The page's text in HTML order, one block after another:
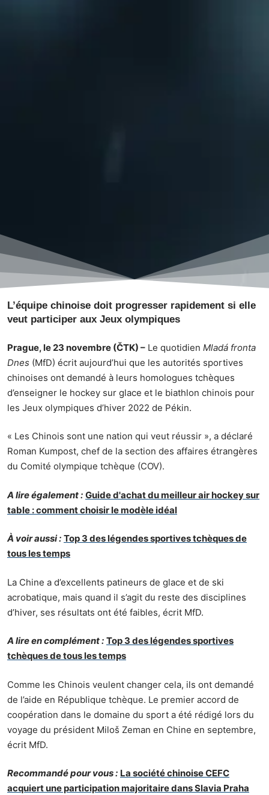
L’équipe chinoise doit progresser rapidement si elle
veut participer aux Jeux olympiques
Prague, le 23 novembre (ČTK) – Le quotidien Mladá fronta
Dnes (MfD) écrit aujourd’hui que les autorités sportives
chinoises ont demandé à leurs homologues tchèques
d’enseigner le hockey sur glace et le biathlon chinois pour
les Jeux olympiques d’hiver 2022 de Pékin.
« Les Chinois sont une nation qui veut réussir », a déclaré
Roman Kumpost, chef de la section des affaires étrangères
du Comité olympique tchèque (COV).
A lire également : Guide d'achat du meilleur air hockey sur
table : comment choisir le modèle idéal
À voir aussi : Top 3 des légendes sportives tchèques de
tous les temps
La Chine a d’excellents patineurs de glace et de ski
acrobatique, mais quand il s’agit du reste des disciplines
d’hiver, ses résultats ont été faibles, écrit MfD.
A lire en complément : Top 3 des légendes sportives
tchèques de tous les temps
Comme les Chinois veulent changer cela, ils ont demandé
de l’aide en République tchèque. Le premier accord de
coopération dans le domaine du sport a été rédigé lors du
voyage du président Miloš Zeman en Chine en septembre,
écrit MfD.
Recommandé pour vous : La société chinoise CEFC
acquiert une participation majoritaire dans Slavia Praha